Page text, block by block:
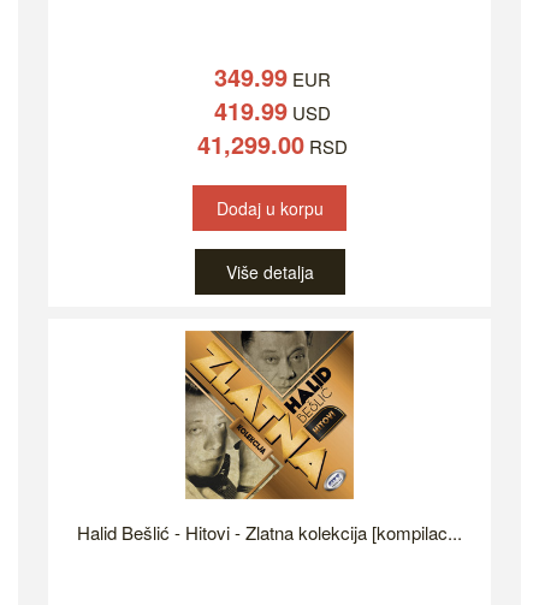
349.99 EUR
419.99 USD
41,299.00 RSD
Dodaj u korpu
Više detalja
Halid Bešlić - Hitovi - Zlatna kolekcija [kompilac...